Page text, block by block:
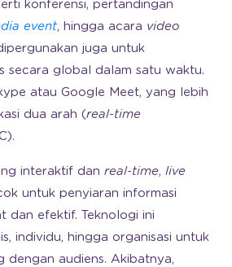
konferensi, pertandingan
event, hingga acara video
juga untuk
secara global dalam satu waktu.
atau Google Meet, yang lebih
dua arah (real-time
interaktif dan real-time, live
untuk penyiaran informasi
dan efektif. Teknologi ini
individu, hingga organisasi untuk
dengan audiens. Akibatnya,